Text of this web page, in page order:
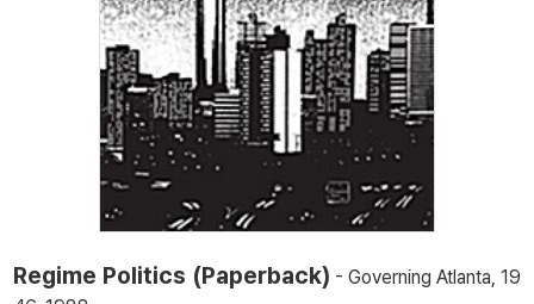
Regime Politics (Paperback) - Governing Atlanta, 19